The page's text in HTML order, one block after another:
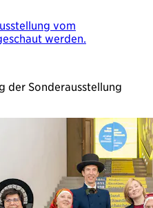
vom
werden.
der Sonderausstellung